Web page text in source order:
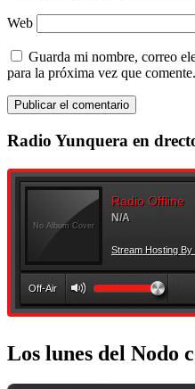
Web
Guarda mi nombre, correo
para la próxima vez que comente.
Radio Yunquera en
Los lunes del Nodo